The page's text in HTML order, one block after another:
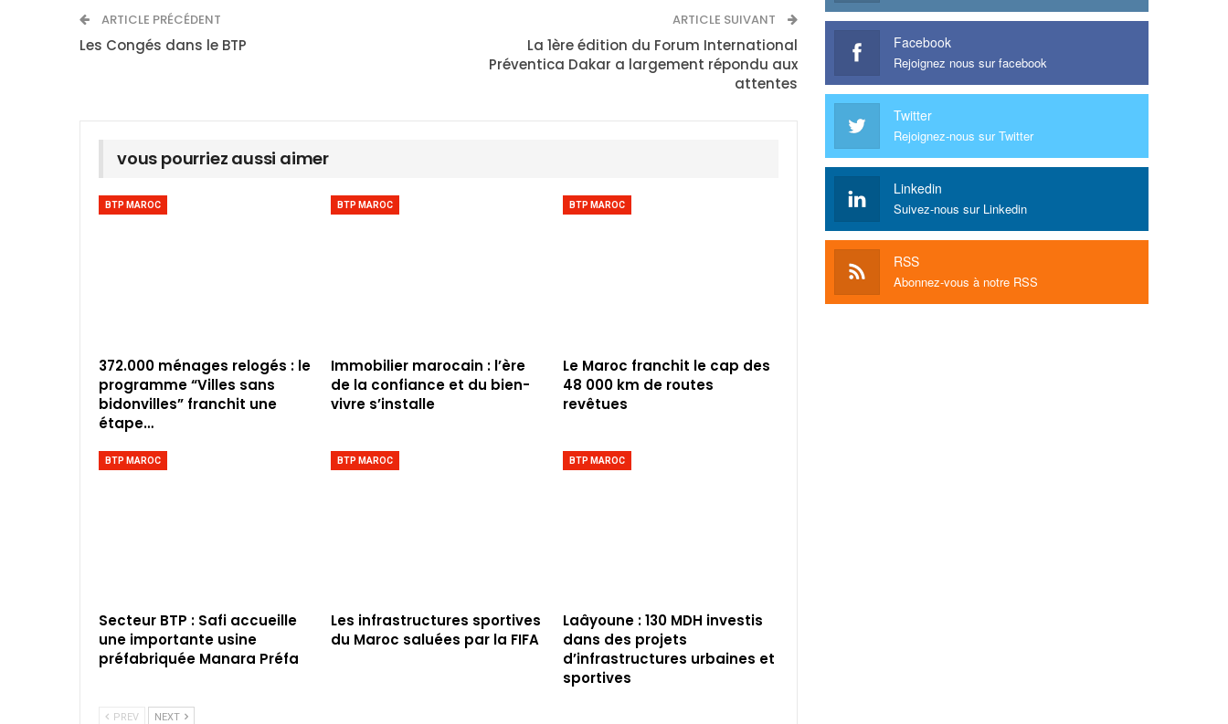
ARTICLE PRÉCÉDENT
Les Congés dans le BTP
ARTICLE SUIVANT
La 1ère édition du Forum International
Préventica Dakar a largement répondu aux
attentes
vous pourriez aussi aimer
BTP MAROC
372.000 ménages relogés : le
programme “Villes sans
bidonvilles” franchit une
étape…
BTP MAROC
Immobilier marocain : l’ère
de la confiance et du bien-
vivre s’installe
BTP MAROC
Le Maroc franchit le cap des
48 000 km de routes
revêtues
BTP MAROC
Secteur BTP : Safi accueille
une importante usine
préfabriquée Manara Préfa
BTP MAROC
Les infrastructures sportives
du Maroc saluées par la FIFA
BTP MAROC
Laâyoune : 130 MDH investis
dans des projets
d’infrastructures urbaines et
sportives
PREV NEXT
Facebook
Rejoignez nous sur facebook
Twitter
Rejoignez-nous sur Twitter
Linkedin
Suivez-nous sur Linkedin
RSS
Abonnez-vous à notre RSS